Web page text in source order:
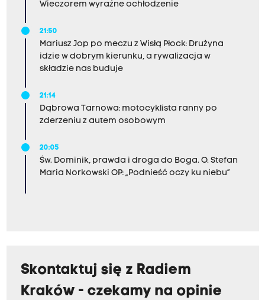
Wieczorem wyraźne ochłodzenie
21:50
Mariusz Jop po meczu z Wisłą Płock: Drużyna
idzie w dobrym kierunku, a rywalizacja w
składzie nas buduje
21:14
Dąbrowa Tarnowa: motocyklista ranny po
zderzeniu z autem osobowym
20:05
Św. Dominik, prawda i droga do Boga. O. Stefan
Maria Norkowski OP: „Podnieść oczy ku niebu”
Skontaktuj się z Radiem
Kraków - czekamy na opinie